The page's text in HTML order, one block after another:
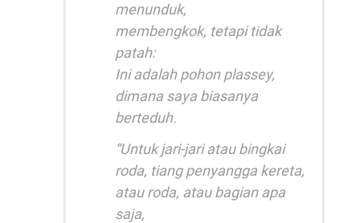
menunduk,
membengkok, tetapi tidak
patah:
Ini adalah pohon plassey,
dimana saya biasanya
berteduh.
“Untuk jari-jari atau bingkai
roda, tiang penyangga kereta,
atau roda, atau bagian apa
saja,